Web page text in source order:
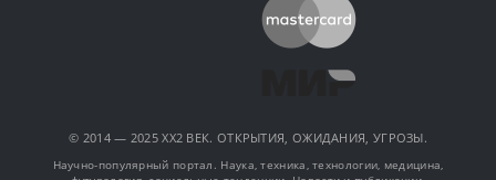
© 2014 — 2025 XX2 ВЕК. ОТКРЫТИЯ, ОЖИДАНИЯ, УГРОЗЫ.
Научно-популярный портал. Наука, техника, технологии, медицина,